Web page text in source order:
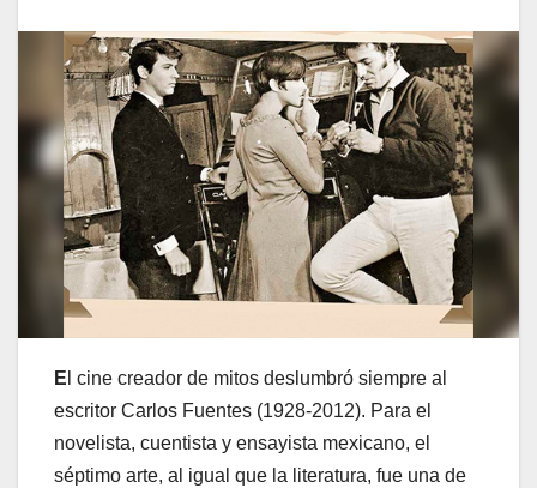
E l cine creador de mitos deslumbró siempre al
escritor Carlos Fuentes (1928-2012). Para el
novelista, cuentista y ensayista mexicano, el
séptimo arte, al igual que la literatura, fue una de